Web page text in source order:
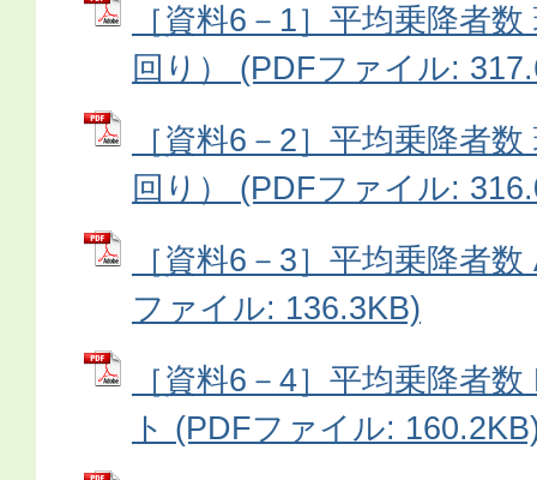
［資料6－1］平均乗降者
回り） (PDFファイル:
［資料6－2］平均乗降者
回り） (PDFファイル:
［資料6－3］平均乗降者
ファイル: 136.3KB)
［資料6－4］平均乗降者
ト (PDFファイル: